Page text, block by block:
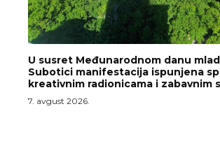
U susret Međunarodnom danu
Subotici manifestacija ispunjena
kreativnim radionicama i zabavnim
7. avgust 2026.